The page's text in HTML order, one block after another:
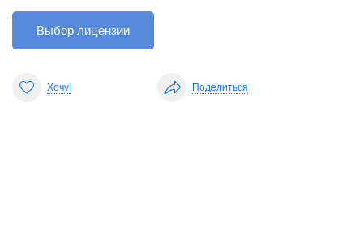
Выбор лицензии
Хочу! Поделиться